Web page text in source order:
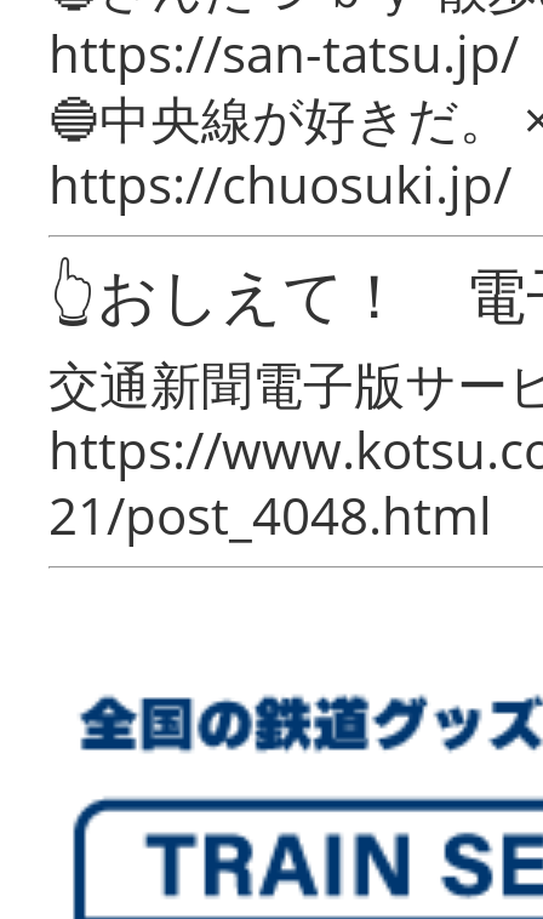
https://san-tatsu.jp/
🔵中央線が好きだ。
https://chuosuki.jp/
👆おしえて！ 電
交通新聞電子版サー
https://
21/post_4048.html